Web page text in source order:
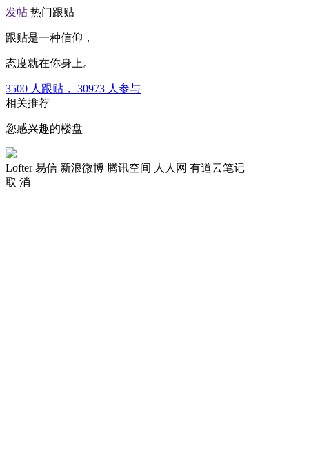
发帖 热门跟贴
跟贴是一种信仰，
态度就在你身上。
3500 人跟贴， 30973 人参与
相关推荐
您感兴趣的楼盘
Lofter 易信 新浪微博 腾讯空间 人人网 有道云笔记
取 消